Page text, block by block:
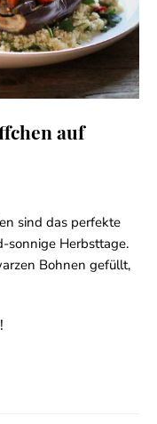
auf
sind das perfekte
sonnige Herbsttage.
Bohnen gefüllt,